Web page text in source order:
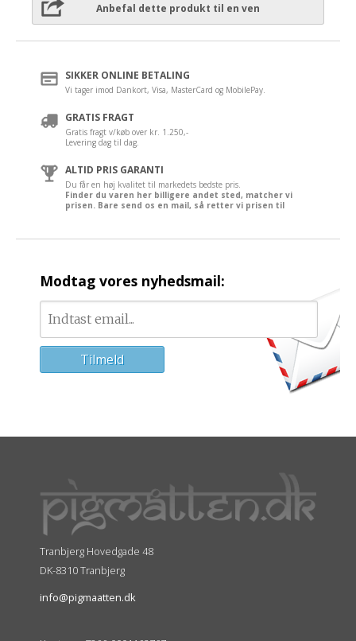
Anbefal dette produkt til en ven
SIKKER ONLINE BETALING
Vi tager imod Dankort, Visa, MasterCard og MobilePay.
GRATIS FRAGT
Gratis fragt v/køb over kr. 1.250,-
Levering dag til dag.
ALTID PRIS GARANTI
Du får en høj kvalitet til markedets bedste pris.
Finder du varen her billigere andet sted, matcher vi
prisen. Bare send os en mail, så retter vi prisen til
Modtag vores nyhedsmail:
Tranbjerg Hovedgade 48
DK-8310 Tranbjerg
info@pigmaatten.dk